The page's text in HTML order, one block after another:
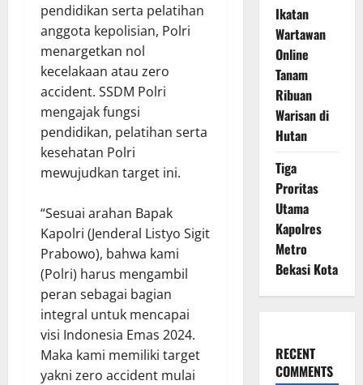
pendidikan serta pelatihan
anggota kepolisian, Polri
menargetkan nol
kecelakaan atau zero
accident. SSDM Polri
mengajak fungsi
pendidikan, pelatihan serta
kesehatan Polri
mewujudkan target ini.
“Sesuai arahan Bapak
Kapolri (Jenderal Listyo Sigit
Prabowo), bahwa kami
(Polri) harus mengambil
peran sebagai bagian
integral untuk mencapai
visi Indonesia Emas 2024.
Maka kami memiliki target
yakni zero accident mulai
Ikatan
Wartawan
Online
Tanam
Ribuan
Warisan di
Hutan
Tiga
Proritas
Utama
Kapolres
Metro
Bekasi Kota
RECENT
COMMENTS